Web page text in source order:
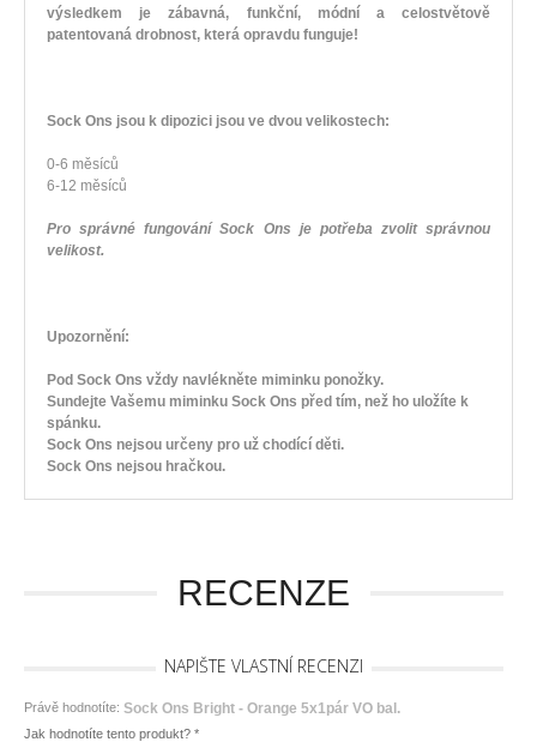
výsledkem je zábavná, funkční, módní a celostvětově
patentovaná drobnost, která opravdu funguje!
Sock Ons jsou k dipozici jsou ve dvou velikostech:
0-6 měsíců
6-12 měsíců
Pro správné fungování Sock Ons je potřeba zvolit správnou
velikost.
Upozornění:
Pod Sock Ons vždy navlékněte miminku ponožky.
Sundejte Vašemu miminku Sock Ons před tím, než ho uložíte k
spánku.
Sock Ons nejsou určeny pro už chodící děti.
Sock Ons nejsou hračkou.
RECENZE
NAPIŠTE VLASTNÍ RECENZI
Právě hodnotíte: Sock Ons Bright - Orange 5x1pár VO bal.
Jak hodnotíte tento produkt? *